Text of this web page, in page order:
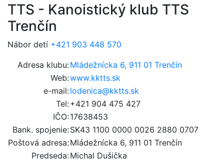
TTS - Kanoistický klub TTS
Trenčín
Nábor detí +421 903 448 570
Adresa klubu:Mládežnícka 6, 911 01 Trenčín
Web:www.kktts.sk
e-mail:lodenica@kktts.sk
Tel:+421 904 475 427
IČO:17638453
Bank. spojenie:SK43 1100 0000 0026 2880 0707
Poštová adresa:Mládežnícka 6, 911 01 Trenčín
Predseda:Michal Dušička